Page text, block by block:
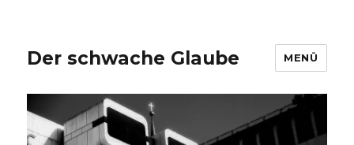
Der schwache Glaube MENÜ